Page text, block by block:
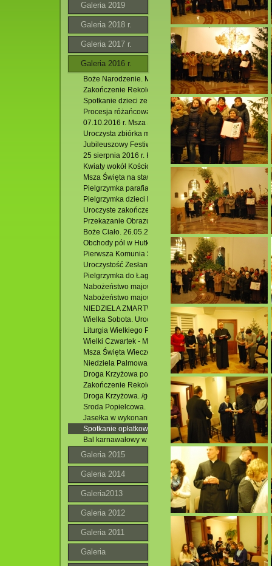
Galeria 2019
Galeria 2018 r.
Galeria 2017 r.
Galeria 2016 r.
Boże Narodzenie. Msza Święta godz.11.00
Zakończenie Rekolekcji Adwentowych 2016. 11.12.2016
Spotkanie dzieci ze Świętym Mikołajem.04.12.2016 r.
Procesja różańcowa w Hutkach. 09.10.2016 r.
07.10.2016 r. Msza Święta w intencji Róż Różańcowych.
Uroczysta zbiórka ministrantów. 27.09.2016 r.
Jubileuszowy Festiwal Muzyki Organowej i Kameralnej
25 sierpnia 2016 r. Koncert X Jubileuszowego Festiwalu
Kwiaty wokół Kościoła p.w. Zesłania Ducha Św. w
Msza Święta na stawach. 24.06.2016 r.
Pielgrzymka parafialna: Słowacja -Zakopane-
Pielgrzymka dzieci komunijnych , rocznicowych i ich
Uroczyste zakończenie Oktawy Bożego Ciała.
Przekazanie Obrazu M. B. Krasnobrodzkiej z Hutek do
Boże Ciało. 26.05.2016 r.
Obchody pól w Hutkach. 22.05.2016 r.
Pierwsza Komunia Święta. 22.05.2106 r.
Uroczystość Zesłania Ducha Świętego – odpust parafiny
Pielgrzymka do Łagiewnik. 12.05.2016 r.
Nabożeństwo majowe w Jacni.
Nabożeństwo majowe przy krzyżu w Hutkach.
NIEDZIELA ZMARTWYCHWSTANIA Rezurekcja
Wielka Sobota. Uroczysta Liturgia Wigilii Paschalnej
Liturgia Wielkiego Piątku
Wielki Czwartek - Msza Św. Wieczerzy Pańskiej
Msza Święta Wieczerzy Pańskiej
Niedziela Palmowa. 20.03.2016 r.
Droga Krzyżowa po osiedlu Podzamek. 18.03.2016 r.
Zakończenie Rekolekcji Wielkopostnych. /godz.11.00/
Droga Krzyżowa. /godz. 17.30/
Sroda Popielcowa. 10.02.2016 r.
Jasełka w wykonaniu POW w Krasnobrodzie.
Spotkanie opłatkowe Róż Różańcowych . 02.01.2016 r.
Bal karnawałowy w Jacni. 30.01.2016 r.
Galeria 2015
Galeria 2014
Galeria2013
Galeria 2012
Galeria 2011
Galeria